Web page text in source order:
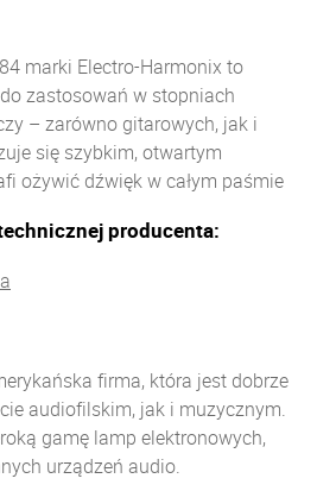
marki Electro-Harmonix to
zastosowań w stopniach
– zarówno gitarowych, jak i
się szybkim, otwartym
ożywić dźwięk w całym paśmie
producenta:
firma, która jest dobrze
audiofilskim, jak i muzycznym.
gamę lamp elektronowych,
urządzeń audio.